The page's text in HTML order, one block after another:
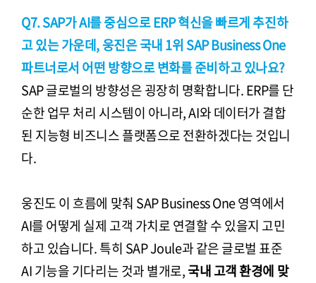
Q7. SAP가 AI를 중심으로 ERP 혁신을 빠르게 추진하
고 있는 가운데, 웅진은 국내 1위 SAP Business One
파트너로서 어떤 방향으로 변화를 준비하고 있나요?
SAP 글로벌의 방향성은 굉장히 명확합니다. ERP를 단
순한 업무 처리 시스템이 아니라, AI와 데이터가 결합
된 지능형 비즈니스 플랫폼으로 전환하겠다는 것입니
다.
웅진도 이 흐름에 맞춰 SAP Business One 영역에서
AI를 어떻게 실제 고객 가치로 연결할 수 있을지 고민
하고 있습니다. 특히 SAP Joule과 같은 글로벌 표준
AI 기능을 기다리는 것과 별개로,국내 고객 환경에 맞